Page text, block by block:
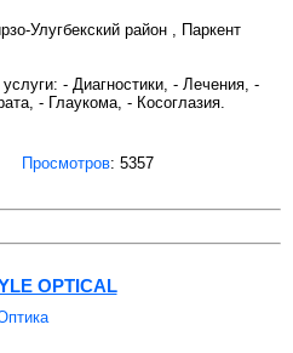
Улугбекский район , Паркент
- Диагностики, - Лечения, -
- Глаукома, - Косоглазия.
Просмотров: 5357
OPTICAL